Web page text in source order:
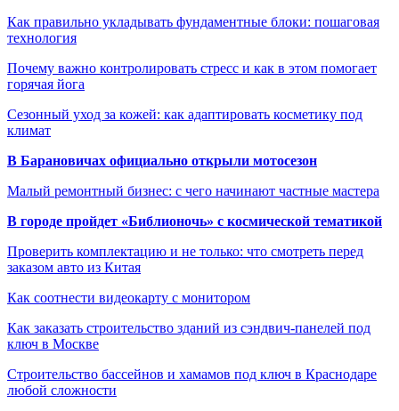
Как правильно укладывать фундаментные блоки: пошаговая
технология
Почему важно контролировать стресс и как в этом помогает
горячая йога
Сезонный уход за кожей: как адаптировать косметику под
климат
В Барановичах официально открыли мотосезон
Малый ремонтный бизнес: с чего начинают частные мастера
В городе пройдет «Библионочь» с космической тематикой
Проверить комплектацию и не только: что смотреть перед
заказом авто из Китая
Как соотнести видеокарту с монитором
Как заказать строительство зданий из сэндвич-панелей под
ключ в Москве
Строительство бассейнов и хамамов под ключ в Краснодаре
любой сложности